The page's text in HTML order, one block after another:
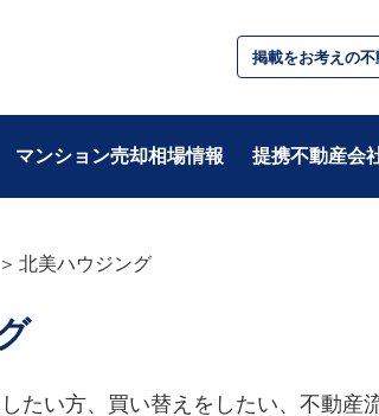
掲載をお考えの
マンション売却相場情報 提携不動産会
・住宅ローン
北美ハウジング
たい方、買い替えをしたい、不動産